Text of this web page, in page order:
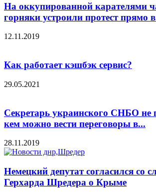
На оккупированной карателями
горняки устроили протест прямо
12.11.2019
Как работает кэшбэк сервис?
29.05.2021
Секретарь украинского СНБО не
кем можно вести переговоры в...
28.11.2019
Немецкий депутат согласился со
Герхарда Шредера о Крыме